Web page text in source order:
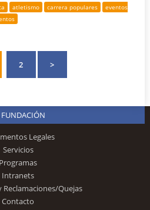
atletismo carrera populares
eventos
2 >
FUNDACIÓN
Legales
Servicios
Programas
Intranets
Reclamaciones/Quejas
Contacto